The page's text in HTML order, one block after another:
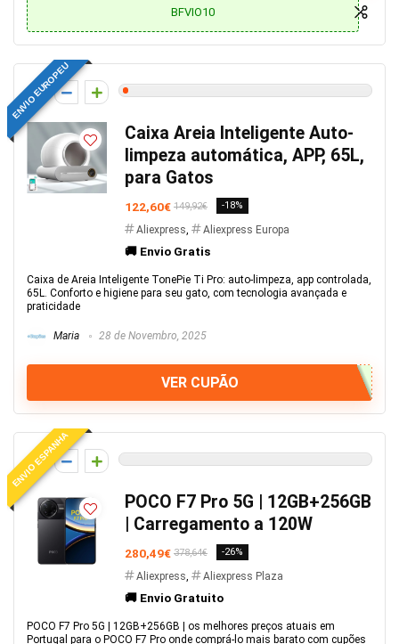
BFVIO10
ENVIO EUROPEU
1
Caixa Areia Inteligente Auto-
limpeza automática, APP, 65L,
para Gatos
122,60€ 149,92€ -18%
Aliexpress, Aliexpress Europa
🚚 Envio Gratis
Caixa de Areia Inteligente TonePie Ti Pro: auto-limpeza, app controlada,
65L. Conforto e higiene para seu gato, com tecnologia avançada e
praticidade
Maria 28 de Novembro, 2025
VER CUPÃO
ENVIO ESPANHA
0
POCO F7 Pro 5G | 12GB+256GB
| Carregamento a 120W
280,49€ 378,64€ -26%
Aliexpress, Aliexpress Plaza
🚚 Envio Gratuito
POCO F7 Pro 5G | 12GB+256GB | os melhores preços atuais em
Portugal para o POCO F7 Pro onde comprá-lo mais barato com cupões